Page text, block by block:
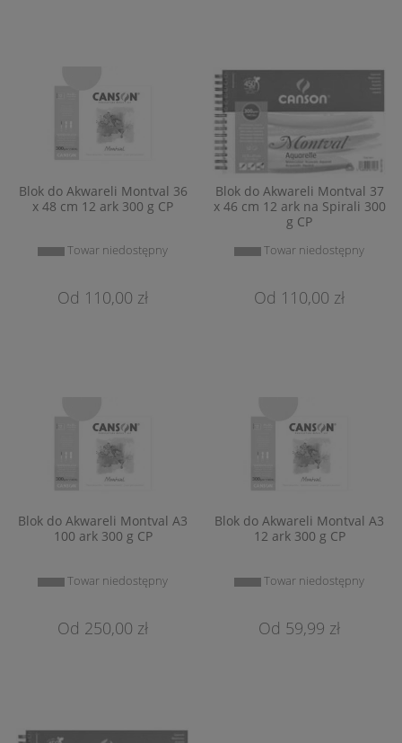
Blok do Akwareli Montval 36
x 48 cm 12 ark 300 g CP
Towar niedostępny
110,00 zł
Blok do Akwareli Montval 37
x 46 cm 12 ark na Spirali 300
g CP
Towar niedostępny
110,00 zł
Blok do Akwareli Montval A3
100 ark 300 g CP
Towar niedostępny
250,00 zł
Blok do Akwareli Montval A3
12 ark 300 g CP
Towar niedostępny
59,99 zł